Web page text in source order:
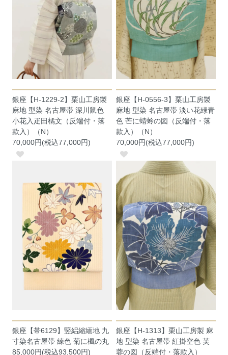
銀座【H-1229-2】栗山工房製
麻地 型染 名古屋帯 深川鼠色
小花入疋田橘文（反端付・落
款入）（N）
70,000円(税込77,000円)
銀座【H-0556-3】栗山工房製
麻地 型染 名古屋帯 淡い花緑青
色 芒に蜻蛉の図（反端付・落
款入）（N）
70,000円(税込77,000円)
銀座【帯6129】竪絽縮緬地 九
寸染名古屋帯 練色 菊に楓の丸
85,000円(税込93,500円)
銀座【H-1313】栗山工房製 麻
地 型染 名古屋帯 紅掛空色 芙
蓉の図（反端付・落款入）